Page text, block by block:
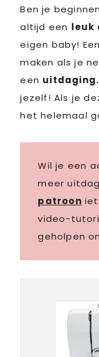
Ben je
altijd een leuk
eigen baby! Een
maken als je
een uitdaging.
jezelf! Als je
het helemaal
Wil je een
meer
patroon
video-
geholpen